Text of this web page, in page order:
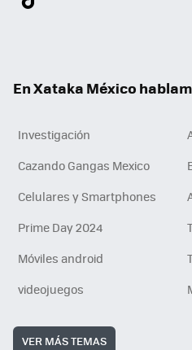
En Xataka México
Investigación
Cazando Gangas Mexico
Celulares y Smartphones
Prime Day 2024
Móviles android
videojuegos
VER MÁS TEMAS